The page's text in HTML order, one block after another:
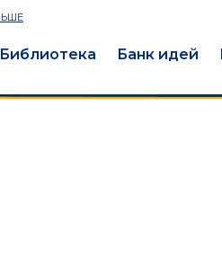
Библиотека Банк идей